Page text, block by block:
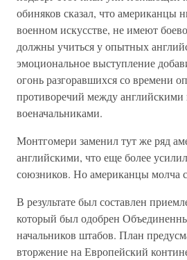
обиняков сказал, что американцы
военном искусстве, не имеют
должны учиться у опытных
эмоциональное выступление
огонь разгоравшихся со времени
противоречий между
военачальниками.
Монтгомери заменил тут же ряд
английскими, что еще более
союзников. Но американцы молча
В результате был составлен
который был одобрен
начальников штабов. План
вторжение на Европейский